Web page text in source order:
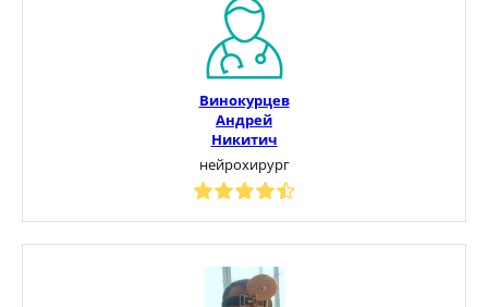
Винокурцев
Андрей
Никитич
нейрохирург